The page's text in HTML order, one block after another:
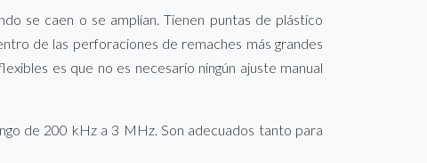
se caen o se amplían. Tienen puntas de plástico
de las perforaciones de remaches más grandes
es que no es necesario ningún ajuste manual
de 200 kHz a 3 MHz. Son adecuados tanto para